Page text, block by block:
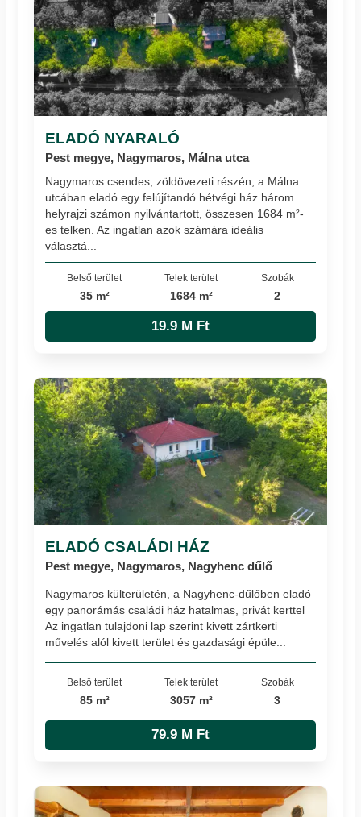
ELADÓ NYARALÓ
Pest megye, Nagymaros, Málna utca
Nagymaros csendes, zöldövezeti részén, a Málna
utcában eladó egy felújítandó hétvégi ház három
helyrajzi számon nyilvántartott, összesen 1684 m²-
es telken. Az ingatlan azok számára ideális
választá...
Belső terület
35 m²
Telek terület
1684 m²
Szobák
2
19.9 M Ft
ELADÓ CSALÁDI HÁZ
Pest megye, Nagymaros, Nagyhenc dűlő
Nagymaros külterületén, a Nagyhenc-dűlőben eladó
egy panorámás családi ház hatalmas, privát kerttel
Az ingatlan tulajdoni lap szerint kivett zártkerti
művelés alól kivett terület és gazdasági épüle...
Belső terület
85 m²
Telek terület
3057 m²
Szobák
3
79.9 M Ft